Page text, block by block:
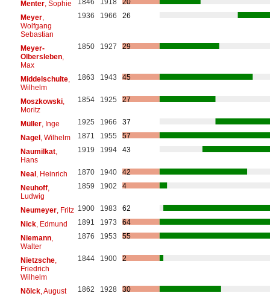
Menter, Sophie 1846 1918
20
Meyer,
Wolfgang
Sebastian
1936 1966 26
Meyer-
Olbersleben,
Max
1850 1927 29
Middelschulte,
Wilhelm
1863 1943 45
Moszkowski,
Moritz
1854 1925 27
Müller, Inge 1925 1966
37
Nagel, Wilhelm 1871 1955
57
Naumilkat,
Hans
1919 1994 43
Neal, Heinrich 1870 1940
42
Neuhoff,
Ludwig
1859 1902 4
Neumeyer, Fritz 1900 1983
62
Nick, Edmund 1891 1973
64
Niemann,
Walter
1876 1953 55
Nietzsche,
Friedrich
Wilhelm
1844 1900 2
Nölck, August 1862 1928
30